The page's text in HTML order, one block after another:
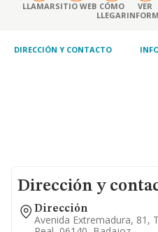
LLAMARSITIO WEB CÓMO
LLEGAR
VER
DIRECCIÓN Y CONTACTO
Dirección y
Dirección
Avenida Extremadura, 81,